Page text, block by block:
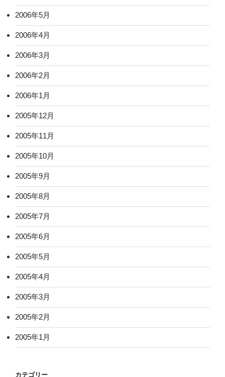
2006年5月
2006年4月
2006年3月
2006年2月
2006年1月
2005年12月
2005年11月
2005年10月
2005年9月
2005年8月
2005年7月
2005年6月
2005年5月
2005年4月
2005年3月
2005年2月
2005年1月
カテゴリー